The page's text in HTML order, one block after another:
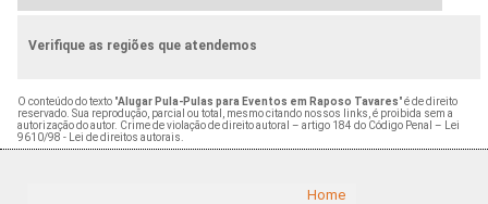
Verifique as regiões que atendemos
O conteúdo do texto "Alugar Pula-Pulas para Eventos em Raposo Tavares" é de direito
reservado. Sua reprodução, parcial ou total, mesmo citando nossos links, é proibida sem a
autorização do autor. Crime de violação de direito autoral – artigo 184 do Código Penal – Lei
9610/98 - Lei de direitos autorais.
Home